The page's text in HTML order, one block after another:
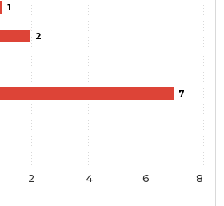
1
2
7
2 4 6 8